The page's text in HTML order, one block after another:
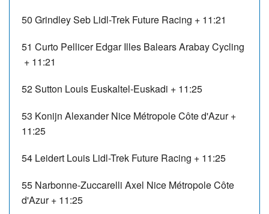
50 Grindley Seb Lidl-Trek Future Racing + 11:21
51 Curto Pellicer Edgar Illes Balears Arabay Cycling
+ 11:21
52Sutton Louis Euskaltel-Euskadi + 11:25
53 Konijn Alexander Nice Métropole Côte d'Azur +
11:25
54 Leidert Louis Lidl-Trek Future Racing + 11:25
55 Narbonne-Zuccarelli Axel Nice Métropole Côte
d'Azur + 11:25